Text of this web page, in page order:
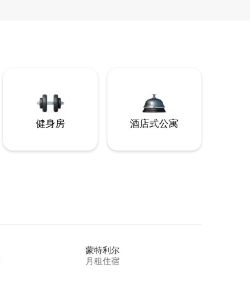
健身房 酒店式公寓
蒙特利尔
月租住宿